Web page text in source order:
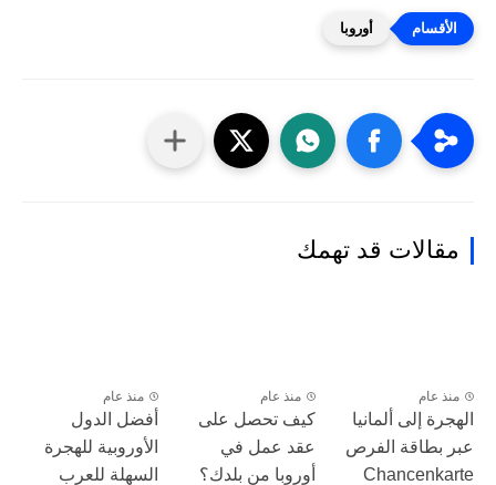
أوروبا
مقالات قد تهمك
منذ عام
الهجرة إلى ألمانيا
عبر بطاقة الفرص
Chancenkarte
منذ عام
كيف تحصل على
عقد عمل في
أوروبا من بلدك؟
منذ عام
أفضل الدول
الأوروبية للهجرة
السهلة للعرب